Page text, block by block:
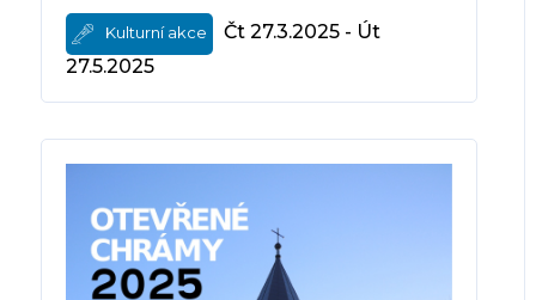
Kulturní akce
Čt 27.3.2025 - Út
27.5.2025